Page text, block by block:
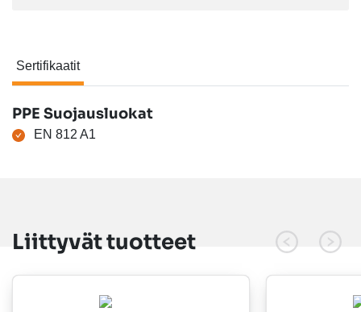
Sertifikaatit
Sertifikaatit
PPE Suojausluokat
EN 812 A1
Liittyvät tuotteet